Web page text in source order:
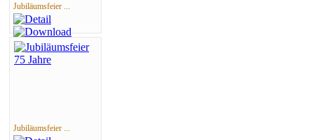
Jubiläumsfeier ...
Jubiläumsfeier ...